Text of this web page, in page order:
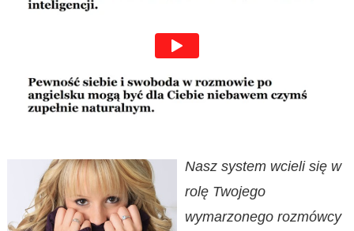
Nasz system wcieli się w
rolę Twojego
wymarzonego rozmówcy